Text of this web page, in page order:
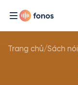
Trang chủ/Sách nói